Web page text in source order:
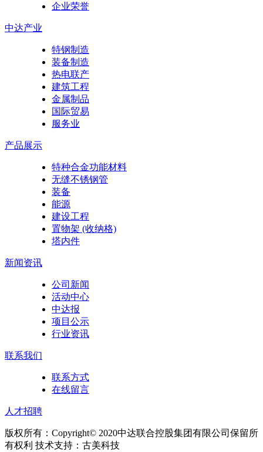
企业荣誉
中达产业
特钢制造
装备制造
热电联产
建筑工程
金属制品
国际贸易
服务业
产品展示
特种合金功能材料
无缝不锈钢管
装备
能源
建设工程
置物架 (收纳格)
塔内件
新闻资讯
公司新闻
活动中心
中达报
项目公示
行业资讯
联系我们
联系方式
在线留言
人才招聘
版权所有：Copyright© 2020中达联合控股集团有限公司保留所
有权利 技术支持：古美科技